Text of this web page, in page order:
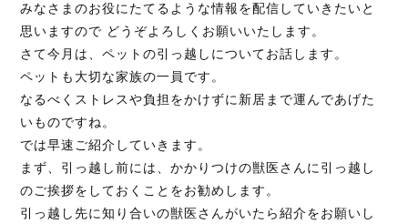
お見積り無料！
お気軽にお問い合わせください。
095-839-1983
Webから簡単お見積り！
みなさまのお役にたてるような情報を配信していきたいと
思いますので どうぞよろしくお願いいたします。
さて今月は、ペットの引っ越しについてお話します。
ペットも大切な家族の一員です。
なるべくストレスや負担をかけずに新居まで運んであげた
いものですね。
では早速ご紹介していきます。
まず、引っ越し前には、かかりつけの獣医さんに引っ越し
のご挨拶をしておくことをお勧めします。
引っ越し先に知り合いの獣医さんがいたら紹介をお願いし